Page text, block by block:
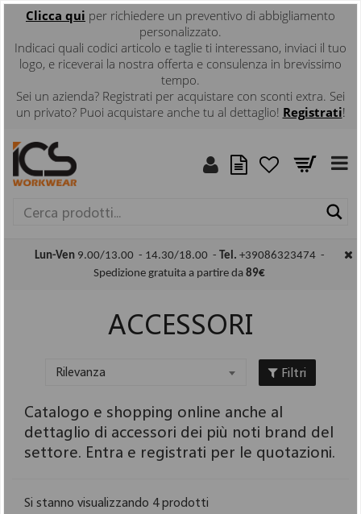
Clicca qui per richiedere un preventivo di abbigliamento
personalizzato.
Indicaci quali codici articolo e taglie ti interessano, inviaci il tuo
logo, e riceverai la nostra offerta e consulenza in brevissimo
tempo.
Sei un azienda? Registrati per acquistare con sconti extra. Sei
un privato? Puoi acquistare anche tu al dettaglio! Registrati!
Lun-Ven 9.00/13.00 - 14.30/18.00 - Tel. +39086323474 -
Spedizione gratuita a partire da 89€
ACCESSORI
Rilevanza Filtri
Catalogo e shopping online anche al
dettaglio di accessori dei più noti brand del
settore. Entra e registrati per le quotazioni.
Si stanno visualizzando 4 prodotti